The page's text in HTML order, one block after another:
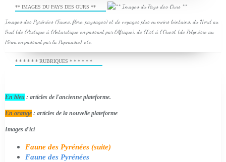
** IMAGES DU PAYS DES OURS **
Images des Pyrénées (Faune, flore, paysages) et de voyages plus ou moins lointains, du Nord au
Sud (de l'Arctique à l'Antarctique en passant par l'Afrique), de l'Est à l'Ouest (de Polynésie au
Pérou en passant par la Papouasie), etc.
* * * * * * RUBRIQUES * * * * * *
En bleu : articles de l'ancienne plateforme.
En orange : articles de la nouvelle plateforme
Images d'ici
Faune des Pyrénées (suite)
Faune des Pyrénées